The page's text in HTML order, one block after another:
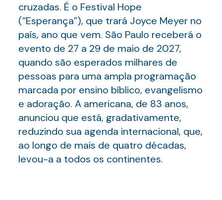
cruzadas. É o Festival Hope
(“Esperança”), que trará Joyce Meyer no
país, ano que vem. São Paulo receberá o
evento de 27 a 29 de maio de 2027,
quando são esperados milhares de
pessoas para uma ampla programação
marcada por ensino bíblico, evangelismo
e adoração. A americana, de 83 anos,
anunciou que está, gradativamente,
reduzindo sua agenda internacional, que,
ao longo de mais de quatro décadas,
levou-a a todos os continentes.